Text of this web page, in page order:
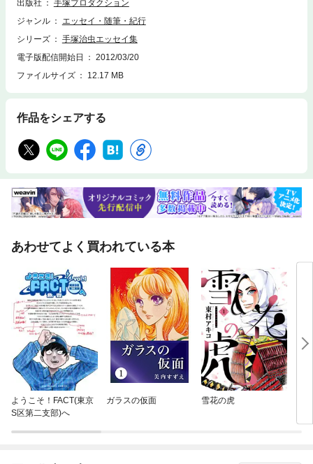
出版社
手塚プロダクション
ジャンル
エッセイ・随筆・紀行
シリーズ
手塚治虫エッセイ集
電子版配信開始日
2012/03/20
ファイルサイズ
12.17 MB
作品をシェアする
あわせてよく買われている本
ようこそ！FACT(東京
S区第二支部)へ
ガラスの仮面 雪花の虎